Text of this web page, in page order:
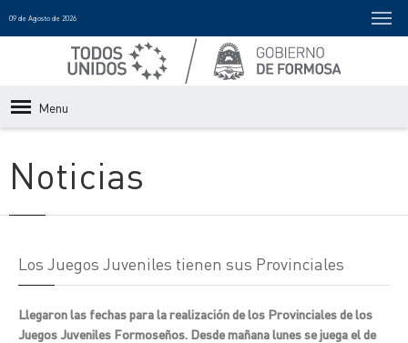
09 de Agosto de 2026
Menu
Noticias
Los Juegos Juveniles tienen sus Provinciales
Llegaron las fechas para la realización de los Provinciales de los
Juegos Juveniles Formoseños. Desde mañana lunes se juega el de